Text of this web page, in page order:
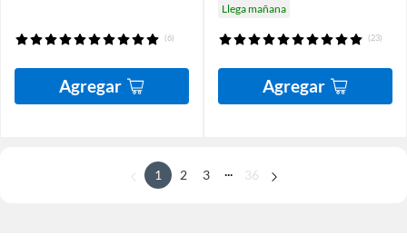
(6)
Agregar
Llega mañana
(23)
Agregar
1 2 3 ... 36